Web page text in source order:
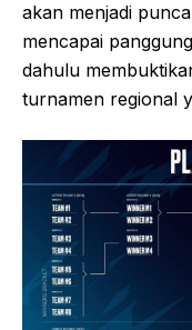
akan menjadi
mencapai
dahulu
turnamen regional